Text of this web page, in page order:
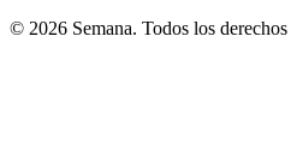
© 2026 Semana. Todos los derechos